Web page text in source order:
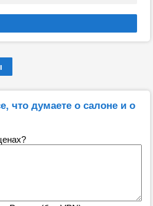
что думаете о салоне и о